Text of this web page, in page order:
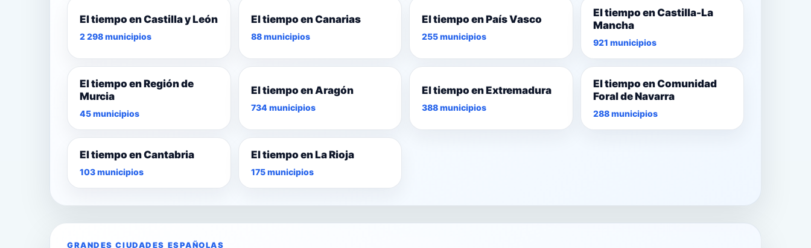
El tiempo en Castilla y León
2 298 municipios
El tiempo en Canarias
88 municipios
El tiempo en País Vasco
255 municipios
El tiempo en Castilla-La
Mancha
921 municipios
El tiempo en Región de
Murcia
45 municipios
El tiempo en Aragón
734 municipios
El tiempo en Extremadura
388 municipios
El tiempo en Comunidad
Foral de Navarra
288 municipios
El tiempo en Cantabria
103 municipios
El tiempo en La Rioja
175 municipios
GRANDES CIUDADES ESPAÑOLAS